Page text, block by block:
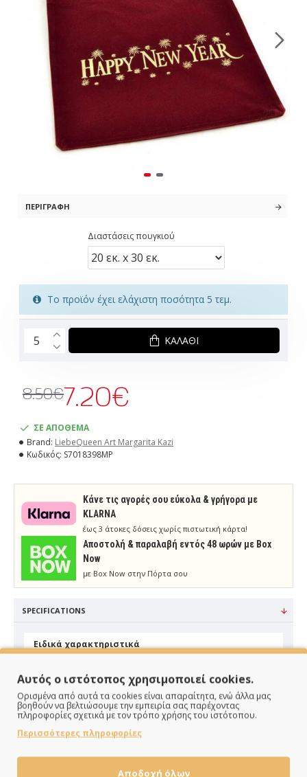
ΠΕΡΙΓΡΑΦΉ
ΣΕ ΑΠΟΘΕΜΑ
Brand: LiebeQueen Art Margarita Kazi
Κωδικός: S7018398MP
7.20€
8.50€
Διαστάσεις πουγκιού
ΚΑΛΆΘΙ
Το προϊόν έχει ελάχιστη ποσότητα 5 τεμ.
Κάνε τις αγορές σου εύκολα & γρήγορα με
KLARNA
έως 3 άτοκες δόσεις χωρίς πιστωτική κάρτα!
Aποστολή & παραλαβή εντός 48 ωρών με Box
Now
με Box Now στην Πόρτα σου
SPECIFICATIONS
Ειδικά χαρακτηριστικά
Αυτός ο ιστότοπος χρησιμοποιεί cookies.
Ορισμένα από αυτά τα cookies είναι απαραίτητα, ενώ άλλα μας
βοηθούν να βελτιώσουμε την εμπειρία σας παρέχοντας
πληροφορίες σχετικά με τον τρόπο χρήσης του ιστότοπου.
Περισσότερες πληροφορίες
Αποδοχή όλων